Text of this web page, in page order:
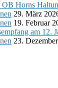
Horns
29. März
19. Februar
am 12.
23.